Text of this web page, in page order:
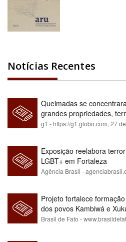
Notícias Recentes
Queimadas se
grandes propriedades,
relatório
g1 - https://g1.globo.com, 27
Exposição reelabora
LGBT+ em Fortaleza
Agência Brasil -
Projeto fortalece
dos povos Kambiwá e
Brasil de Fato -